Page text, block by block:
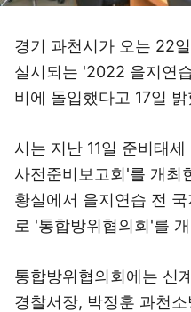
경기 과천시가 오는 22
실시되는 '2022 을지연
비에 돌입했다고 17일 밝
시는 지난 11일 준비태
사전준비보고회'를 개최
황실에서 을지연습 전
로 '통합방위협의회'를
통합방위협의회에는 신
경찰서장, 박정훈 과천